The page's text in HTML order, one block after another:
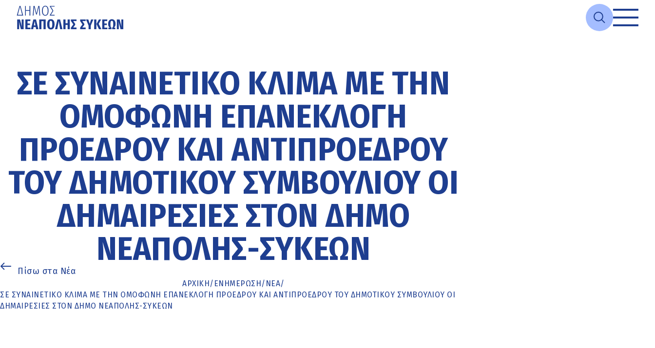
περιεχόμενο
ΣΕ ΣΥΝΑΙΝΕΤΙΚΌ ΚΛΊΜΑ ΜΕ ΤΗΝ
ΟΜΌΦΩΝΗ ΕΠΑΝΕΚΛΟΓΉ
ΠΡΟΈΔΡΟΥ ΚΑΙ ΑΝΤΙΠΡΟΈΔΡΟΥ
ΤΟΥ ΔΗΜΟΤΙΚΟΎ ΣΥΜΒΟΥΛΊΟΥ ΟΙ
ΔΗΜΑΙΡΕΣΊΕΣ ΣΤΟΝ ΔΉΜΟ
ΝΕΆΠΟΛΗΣ-ΣΥΚΕΏΝ
Πίσω στα Νέα
ΑΡΧΙΚΉ/ ΕΝΗΜΈΡΩΣΗ/ ΝΕΑ/
ΣΕ ΣΥΝΑΙΝΕΤΙΚΌ ΚΛΊΜΑ ΜΕ ΤΗΝ ΟΜΌΦΩΝΗ ΕΠΑΝΕΚΛΟΓΉ ΠΡΟΈΔΡΟΥ ΚΑΙ ΑΝΤΙΠΡΟΈΔΡΟΥ ΤΟΥ ΔΗΜΟΤΙΚΟΎ ΣΥΜΒΟΥΛΊΟΥ ΟΙ
ΔΗΜΑΙΡΕΣΊΕΣ ΣΤΟΝ ΔΉΜΟ ΝΕΆΠΟΛΗΣ-ΣΥΚΕΏΝ